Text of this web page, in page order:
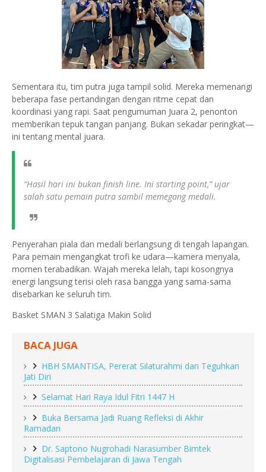
Sementara itu, tim putra juga tampil solid. Mereka memenangi
beberapa fase pertandingan dengan ritme cepat dan
koordinasi yang rapi. Saat pengumuman Juara 2, penonton
memberikan tepuk tangan panjang. Bukan sekadar peringkat—
ini tentang mental juara.
“Hasil hari ini bukan finish line. Ini starting point,” ujar
salah satu pemain putra sambil memegang medali.
Penyerahan piala dan medali berlangsung di tengah lapangan.
Para pemain mengangkat trofi ke udara—kamera menyala,
momen terabadikan. Wajah mereka lelah, tapi kosongnya
energi langsung terisi oleh rasa bangga yang sama-sama
disebarkan ke seluruh tim.
Basket SMAN 3 Salatiga Makin Solid
BACA JUGA
HBH SMANTISA, Pererat Silaturahmi dan Teguhkan
Jati Diri
Selamat Hari Raya Idul Fitri 1447 H
Buka Bersama Jadi Ruang Refleksi di Akhir
Ramadan
Dr. Saptono Nugrohadi Narasumber Bimtek
Digitalisasi Pembelajaran di Jawa Tengah